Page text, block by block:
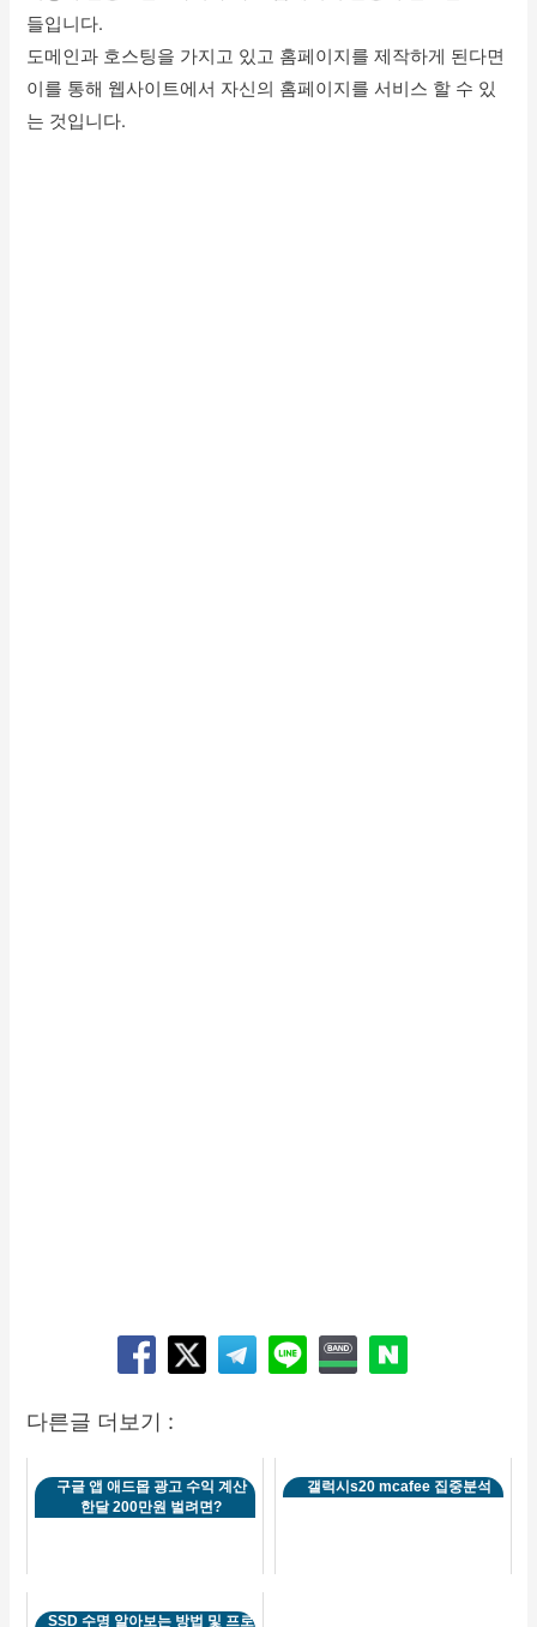
들입니다.
도메인과 호스팅을 가지고 있고 홈페이지를 제작하게 된다면
이를 통해 웹사이트에서 자신의 홈페이지를 서비스 할 수 있
는 것입니다.
다른글 더보기 :
구글 앱 애드몹 광고 수익 계산
한달 200만원 벌려면?
갤럭시s20 mcafee 집중분석
SSD 수명 알아보는 방법 및 프로